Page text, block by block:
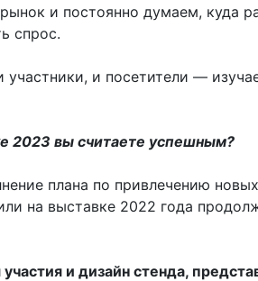
и постоянно думаем, куда
спрос.
и посетители —
2023 вы считаете успешным?
плана по привлечению
на выставке 2022 года
и дизайн стенда,